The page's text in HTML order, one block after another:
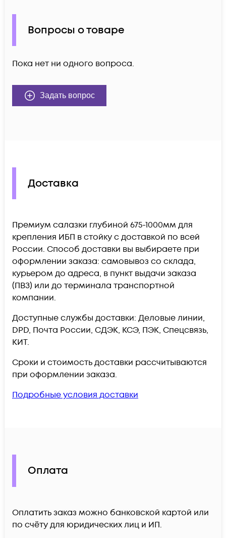
Вопросы о товаре
Пока нет ни одного вопроса.
Задать вопрос
Доставка
Премиум салазки глубиной 675-1000мм для
крепления ИБП в стойку c доставкой по всей
России. Способ доставки вы выбираете при
оформлении заказа: самовывоз со склада,
курьером до адреса, в пункт выдачи заказа
(ПВЗ) или до терминала транспортной
компании.
Доступные службы доставки: Деловые линии,
DPD, Почта России, СДЭК, КСЭ, ПЭК, Спецсвязь,
КИТ.
Сроки и стоимость доставки рассчитываются
при оформлении заказа.
Подробные условия доставки
Оплата
Оплатить заказ можно банковской картой или
по счёту для юридических лиц и ИП.